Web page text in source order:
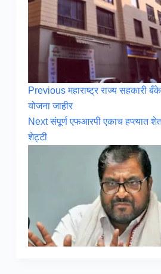
Previousमहाराष्ट्र राज्य सहकारी
योजना जाहीर
Nextसंपूर्ण एफआरपी एकाच हप्त्यात
शेट्टी